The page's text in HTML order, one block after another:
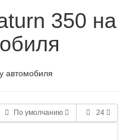
350 на
По умолчанию 24